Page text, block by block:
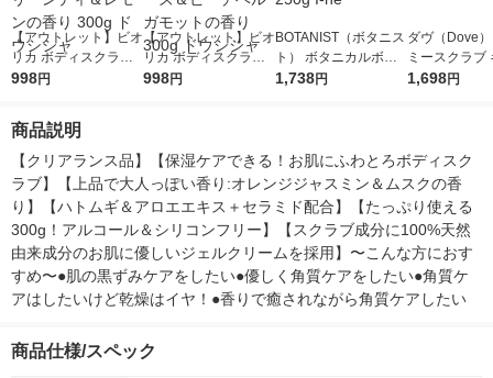
【アウトレット】ビオ
リカ ボディスクラブ
（CICA配合） シトラ
シャ
998円
【アウトレット】ビオ
リカ ボディスクラブ
（ヒアルロン酸配合）
998円
BOTANIST（ボタニス
ト） ボタニカルボデ
ィースクラブ デュー
1,738円
ダヴ（Dove
ミースクラブ
＆アロエ
1,698円
商品説明
【クリアランス品】【保湿ケアできる！お肌にふわとろボディスク
ラブ】【上品で大人っぽい香り:オレンジジャスミン＆ムスクの香
り】【ハトムギ＆アロエエキス＋セラミド配合】【たっぷり使える
300g！アルコール＆シリコンフリー】【スクラブ成分に100%天然
由来成分のお肌に優しいジェルクリームを採用】〜こんな方におす
すめ〜●肌の黒ずみケアをしたい●優しく角質ケアをしたい●角質ケ
アはしたいけど乾燥はイヤ！●香りで癒されながら角質ケアしたい
商品仕様/スペック